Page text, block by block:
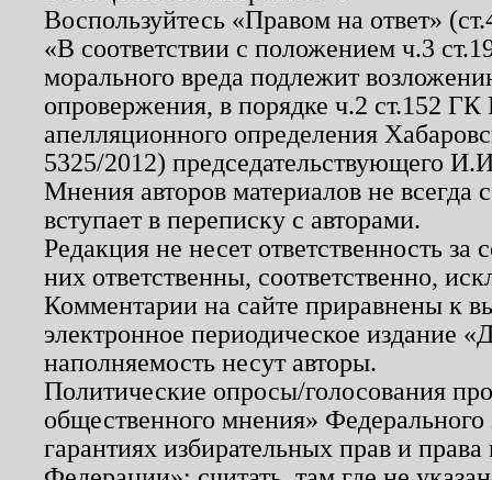
Воспользуйтесь «Правом на ответ»
«В соответствии с положением ч.3
морального вреда подлежит
опровержения, в порядке ч.2 ст.152
апелляционного определения
5325/2012) председательствующего
Мнения авторов материалов не
вступает в переписку с авторами.
Редакция не несет ответственность
них ответственны, соответственно,
Комментарии на сайте приравнены к
электронное периодическое издание
наполняемость несут авторы.
Политические опросы/голосования
общественного мнения»
гарантиях избирательных прав и